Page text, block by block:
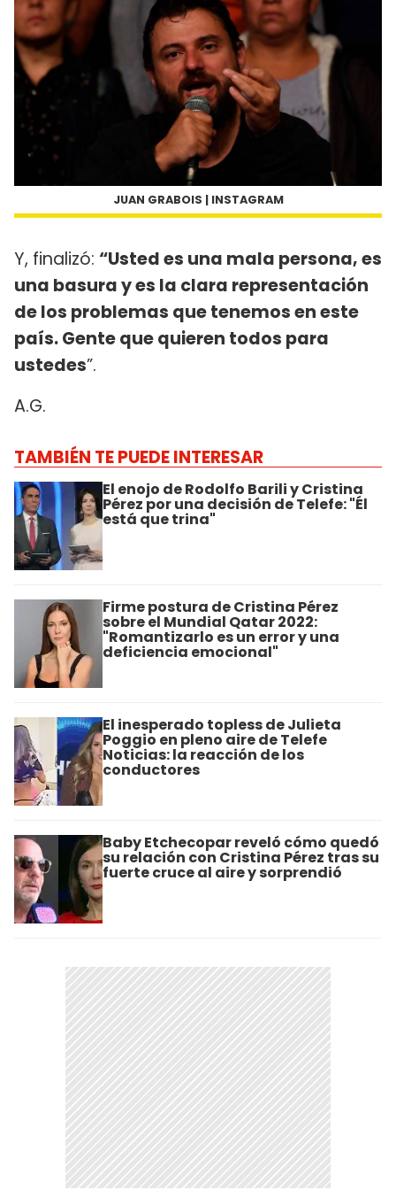
JUAN GRABOIS | INSTAGRAM
Y, finalizó: “Usted es una mala persona, es
una basura y es la clara representación
de los problemas que tenemos en este
país. Gente que quieren todos para
ustedes”.
A.G.
TAMBIÉN TE PUEDE INTERESAR
El enojo de Rodolfo Barili y Cristina
Pérez por una decisión de Telefe: "Él
está que trina"
Firme postura de Cristina Pérez
sobre el Mundial Qatar 2022:
"Romantizarlo es un error y una
deficiencia emocional"
El inesperado topless de Julieta
Poggio en pleno aire de Telefe
Noticias: la reacción de los
conductores
Baby Etchecopar reveló cómo quedó
su relación con Cristina Pérez tras su
fuerte cruce al aire y sorprendió